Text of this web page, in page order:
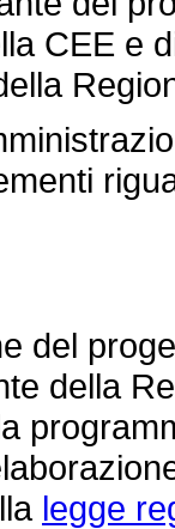
CEE e
della
legge